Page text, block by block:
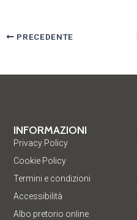
PRECEDENTE
INFORMAZIONI
Privacy Policy
Cookie Policy
Termini e condizioni
Accessibilità
Albo pretorio online